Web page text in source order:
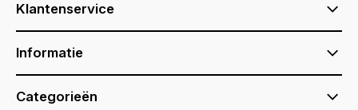
Klantenservice
Informatie
Categorieën